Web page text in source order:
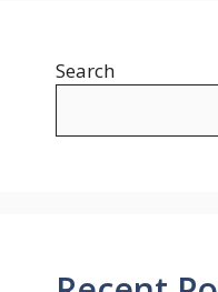
Search